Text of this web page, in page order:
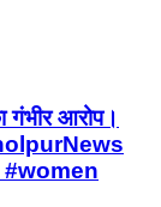
गंभीर आरोप।